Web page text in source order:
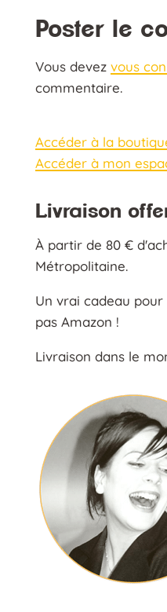
Poster le
Vous devez vous
commentaire.
Accéder à la
Accéder à mon
Livraison
À partir de 80 €
Métropolitaine.
Un vrai cadeau
pas Amazon !
Livraison dans le